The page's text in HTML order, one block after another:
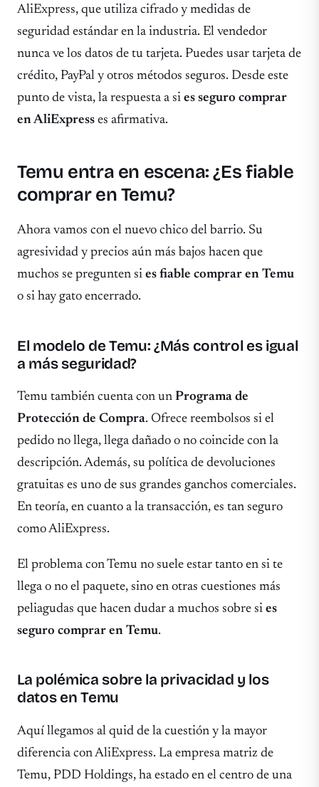
AliExpress, que utiliza cifrado y medidas de
seguridad estándar en la industria. El vendedor
nunca ve los datos de tu tarjeta. Puedes usar tarjeta de
crédito, PayPal y otros métodos seguros. Desde este
punto de vista, la respuesta a si es seguro comprar
en AliExpress es afirmativa.
Temu entra en escena: ¿Es fiable
comprar en Temu?
Ahora vamos con el nuevo chico del barrio. Su
agresividad y precios aún más bajos hacen que
muchos se pregunten si es fiable comprar en Temu
o si hay gato encerrado.
El modelo de Temu: ¿Más control es igual
a más seguridad?
Temu también cuenta con un Programa de
Protección de Compra. Ofrece reembolsos si el
pedido no llega, llega dañado o no coincide con la
descripción. Además, su política de devoluciones
gratuitas es uno de sus grandes ganchos comerciales.
En teoría, en cuanto a la transacción, es tan seguro
como AliExpress.
El problema con Temu no suele estar tanto en si te
llega o no el paquete, sino en otras cuestiones más
peliagudas que hacen dudar a muchos sobre si es
seguro comprar en Temu.
La polémica sobre la privacidad y los
datos en Temu
Aquí llegamos al quid de la cuestión y la mayor
diferencia con AliExpress. La empresa matriz de
Temu, PDD Holdings, ha estado en el centro de una